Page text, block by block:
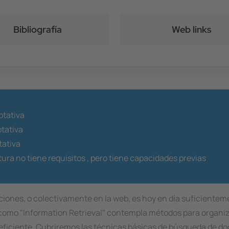
Bibliografía Web links
no tiene requisitos , pero tiene capacidades previas
o colectivamente en la web, es hoy en día
"Information Retrieval" contempla métodos para